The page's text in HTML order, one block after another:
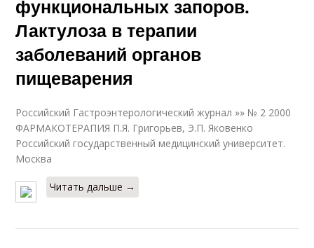
функциональных запоров.
Лактулоза в терапии
заболеваний органов
пищеварения
Российский Гастроэнтерологический журнал »» № 2 2000
ФАРМАКОТЕРАПИЯ П.Я. Григорьев, Э.П. Яковенко
Российский государственный медицинский университет.
Москва
Читать дальше →